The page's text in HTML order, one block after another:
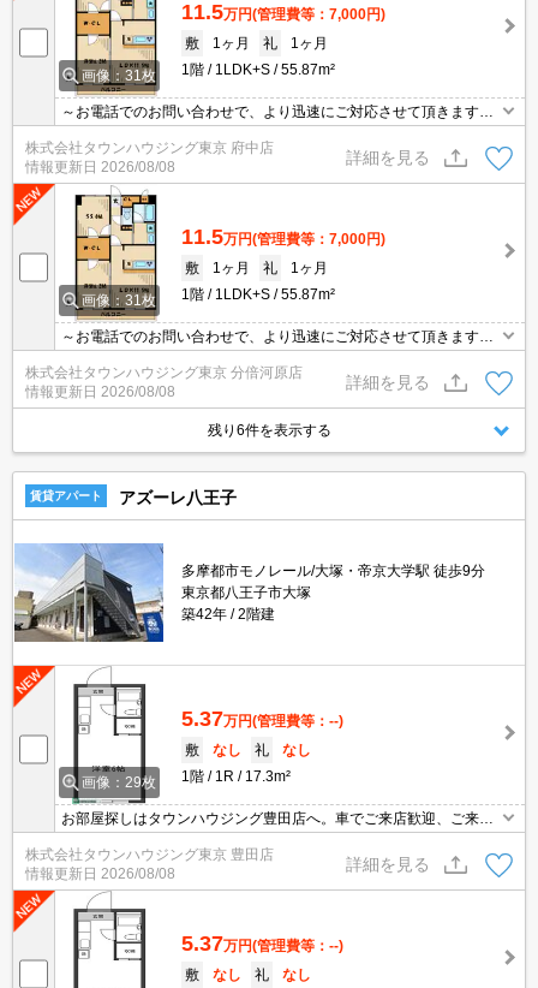
画像：31枚
11.5万円(管理費等：7,000円)
敷
1ヶ月 礼
1ヶ月
1階
1LDK+S 55.87m²
～お電話でのお問い合わせで、より迅速にご対応させて頂きます～
株式会社タウンハウジング東京 府中店
情報更新日 2026/08/08
詳細を見る
画像：31枚
11.5万円(管理費等：7,000円)
敷
1ヶ月 礼
1ヶ月
1階
1LDK+S 55.87m²
～お電話でのお問い合わせで、より迅速にご対応させて頂きます～
株式会社タウンハウジング東京 分倍河原店
情報更新日 2026/08/08
詳細を見る
残り6件を表示する
賃貸アパート アズーレ八王子
多摩都市モノレール/大塚・帝京大学駅 徒歩9分
東京都八王子市大塚
築42年
2階建
画像：29枚
5.37万円(管理費等：--)
敷
なし 礼
なし
1階
1R 17.3m²
お部屋探しはタウンハウジング豊田店へ。車でご来店歓迎、ご来店
株式会社タウンハウジング東京 豊田店
情報更新日 2026/08/08
詳細を見る
5.37万円(管理費等：--)
敷
なし 礼
なし